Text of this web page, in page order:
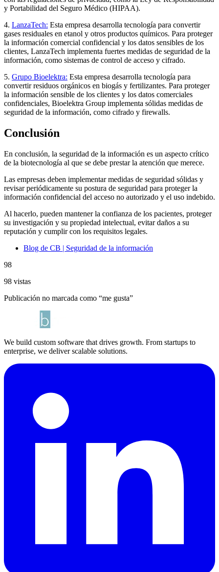
y Portabilidad del Seguro Médico (HIPAA).
4. LanzaTech: Esta empresa desarrolla tecnología para convertir
gases residuales en etanol y otros productos químicos. Para proteger
la información comercial confidencial y los datos sensibles de los
clientes, LanzaTech implementa fuertes medidas de seguridad de la
información, como sistemas de control de acceso y cifrado.
5. Grupo Bioelektra: Esta empresa desarrolla tecnología para
convertir residuos orgánicos en biogás y fertilizantes. Para proteger
la información sensible de los clientes y los datos comerciales
confidenciales, Bioelektra Group implementa sólidas medidas de
seguridad de la información, como cifrado y firewalls.
Conclusión
En conclusión, la seguridad de la información es un aspecto crítico
de la biotecnología al que se debe prestar la atención que merece.
Las empresas deben implementar medidas de seguridad sólidas y
revisar periódicamente su postura de seguridad para proteger la
información confidencial del acceso no autorizado y el uso indebido.
Al hacerlo, pueden mantener la confianza de los pacientes, proteger
su investigación y su propiedad intelectual, evitar daños a su
reputación y cumplir con los requisitos legales.
Blog de CB | Seguridad de la información
98
98 vistas
Publicación no marcada como “me gusta”
We build custom software that drives growth. From startups to
enterprise, we deliver scalable solutions.